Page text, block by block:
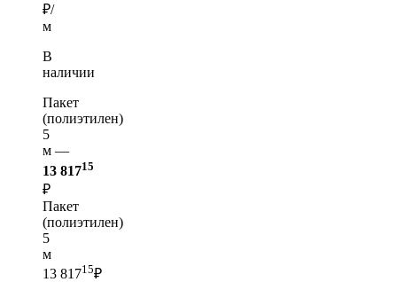
₽/
м
В
наличии
Пакет
(полиэтилен)
5
м —
13 81715
₽
Пакет
(полиэтилен)
5
м
13 81715₽